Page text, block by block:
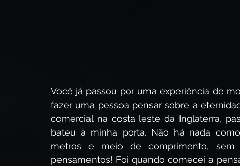
Você já passou por uma experiência de
fazer uma pessoa pensar sobre a
comercial na costa leste da Inglaterra,
bateu à minha porta. Não há nada
metros e meio de comprimento, sem
pensamentos! Foi quando comecei a